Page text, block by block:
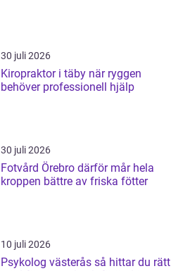
30 juli 2026
Kiropraktor i täby när ryggen
behöver professionell hjälp
30 juli 2026
Fotvård Örebro därför mår hela
kroppen bättre av friska fötter
10 juli 2026
Psykolog västerås så hittar du rätt